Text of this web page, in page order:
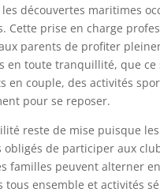
découvertes maritimes
Cette prise en charge
parents de profiter
en toute tranquillité, que ce
en couple, des activités
pour se reposer.
reste de mise puisque
obligés de participer aux
familles peuvent alterner
tous ensemble et activités